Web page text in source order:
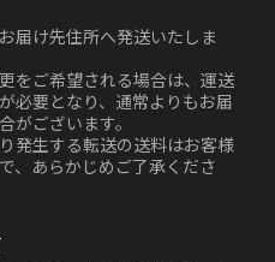
届け先住所へ発送いたしま
をご希望される場合は、運送
必要となり、通常よりもお届
がございます。
発生する転送の送料はお客様
、あらかじめご了承くださ